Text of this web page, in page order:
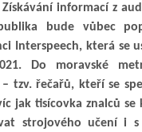
informací z
bude vůbec
Interspeech, která se
Do moravské
tzv. řečařů, kteří se
jak tisícovka znalců
strojového učení i